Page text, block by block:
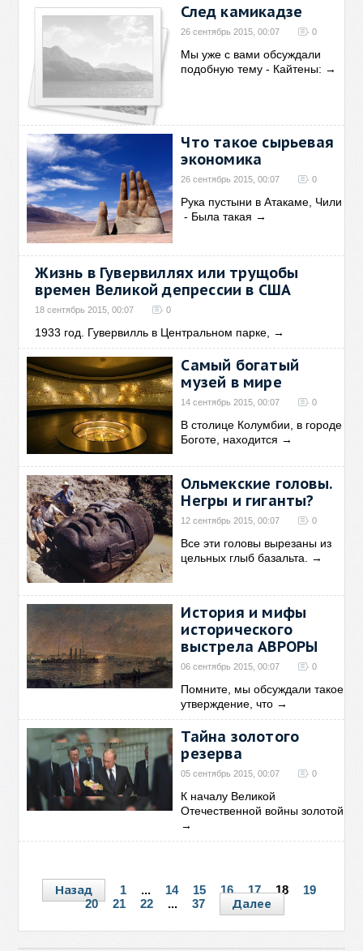
След камикадзе
26 сентябрь 2015, 00:07 0
Мы уже с вами обсуждали
подобную тему - Кайтены: →
Что такое сырьевая
экономика
26 сентябрь 2015, 00:07 0
Рука пустыни в Атакаме, Чили
- Была такая →
Жизнь в Гувервиллях или трущобы
времен Великой депрессии в США
18 сентябрь 2015, 00:07 0
1933 год. Гувервилль в Центральном парке, →
Самый богатый
музей в мире
14 сентябрь 2015, 00:07 0
В столице Колумбии, в городе
Боготе, находится →
Ольмекские головы.
Негры и гиганты?
12 сентябрь 2015, 00:07 0
Все эти головы вырезаны из
цельных глыб базальта.
→
История и мифы
исторического
выстрела АВРОРЫ
06 сентябрь 2015, 00:07 0
Помните, мы обсуждали такое
утверждение, что →
Тайна золотого
резерва
05 сентябрь 2015, 00:07 0
К началу Великой
Отечественной войны золотой
→
Назад 1 ... 14 15 16 17 18
19
20
21 22 ... 37 Далее